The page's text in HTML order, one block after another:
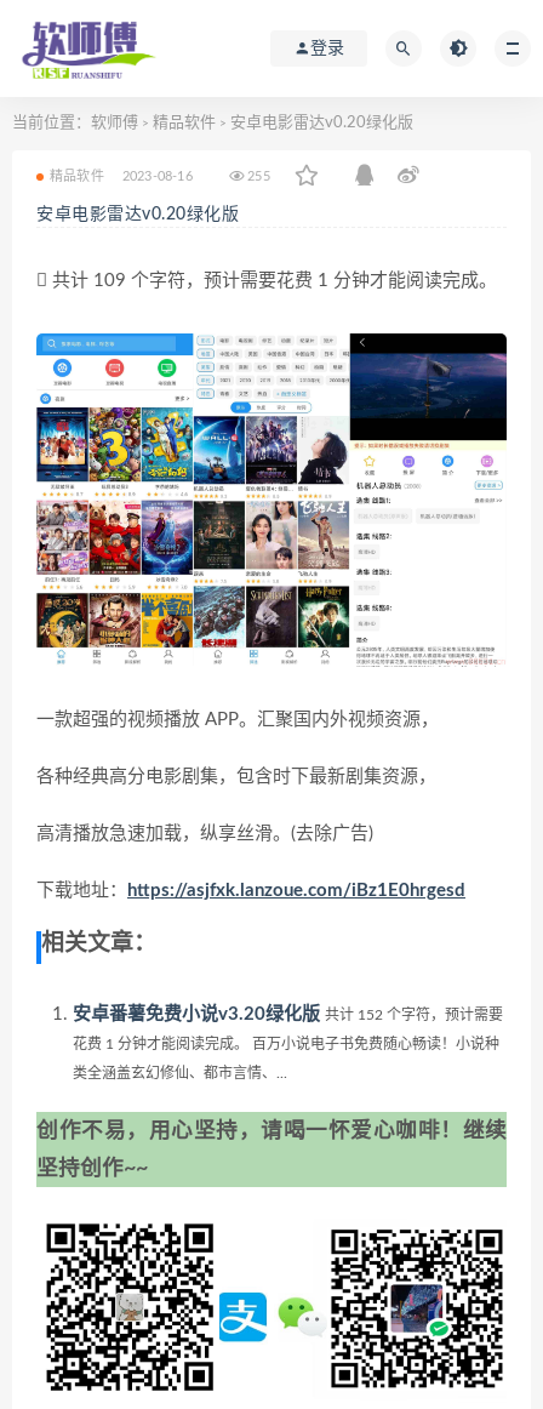
登录
当前位置： 软师傅 > 精品软件 > 安卓电影雷达v0.20绿化版
精品软件 2023-08-16 255
安卓电影雷达v0.20绿化版
共计 109 个字符，预计需要花费 1 分钟才能阅读完成。
一款超强的视频播放 APP。汇聚国内外视频资源，
各种经典高分电影剧集，包含时下最新剧集资源，
高清播放急速加载，纵享丝滑。(去除广告)
下载地址： https://asjfxk.lanzoue.com/iBz1E0hrgesd
相关文章：
安卓番薯免费小说v3.20绿化版 共计 152 个字符，预计需要
花费 1 分钟才能阅读完成。 百万小说电子书免费随心畅读！小说种
类全涵盖玄幻修仙、都市言情、...
创作不易，用心坚持，请喝一怀爱心咖啡！继续
坚持创作~~